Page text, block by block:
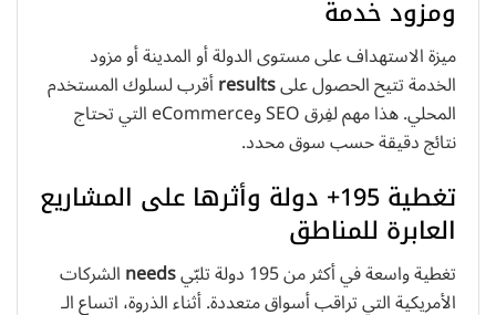
ومزود خدمة
ميزة الاستهداف على مستوى الدولة أو المدينة أو مزود
الخدمة تتيح الحصول علىresultsأقرب لسلوك المستخدم
المحلي. هذا مهم لفِرق SEO وeCommerce التي تحتاج
نتائج دقيقة حسب سوق محدد.
تغطية 195+ دولة وأثرها على المشاريع
العابرة للمناطق
تغطية واسعة في أكثر من 195 دولة تلبّي needsالشركات
الأمريكية التي تراقب أسواق متعددة. أثناء الذروة، اتساع الـ